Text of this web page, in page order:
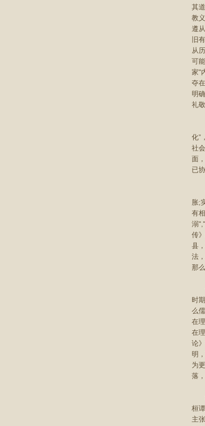
其
教
遵
旧
从
可
家"
夺
明
礼
庚
化”
社
面
已
然
胀;
有
溺
传
县
法
那
佛
时
么
在
在
论
明
为
落
继
桓
主